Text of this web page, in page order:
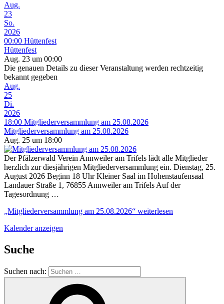
Aug.
23
So.
2026
00:00 Hüttenfest
Hüttenfest
Aug. 23 um 00:00
Die genauen Details zu dieser Veranstaltung werden rechtzeitig
bekannt gegeben
Aug.
25
Di.
2026
18:00 Mitgliederversammlung am 25.08.2026
Mitgliederversammlung am 25.08.2026
Aug. 25 um 18:00
Der Pfälzerwald Verein Annweiler am Trifels lädt alle Mitglieder
herzlich zur diesjährigen Mitgliederversammlung ein. Dienstag, 25.
August 2026 Beginn 18 Uhr Kleiner Saal im Hohenstaufensaal
Landauer Straße 1, 76855 Annweiler am Trifels Auf der
Tagesordnung …
„Mitgliederversammlung am 25.08.2026“ weiterlesen
Kalender anzeigen
Suche
Suchen nach: